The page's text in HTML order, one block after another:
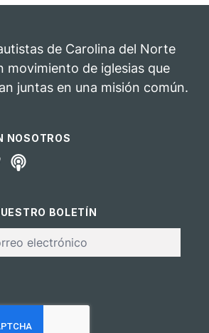
fundación de
y las misiones
de Carolina del Norte
movimiento de iglesias que
juntas en una misión común.
NOSOTROS
BOLETÍN